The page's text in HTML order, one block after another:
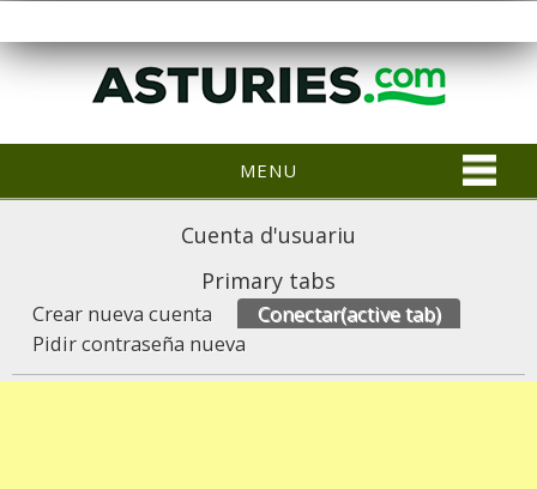
MENU
Cuenta d'usuariu
Primary tabs
Crear nueva cuenta Conectar(active tab)
Pidir contraseña nueva